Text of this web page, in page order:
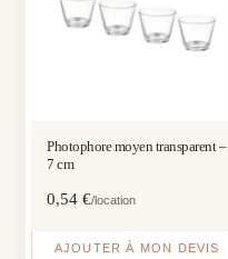
Photophore moyen transparent –
7 cm
0,54€/location
AJOUTER À MON DEVIS